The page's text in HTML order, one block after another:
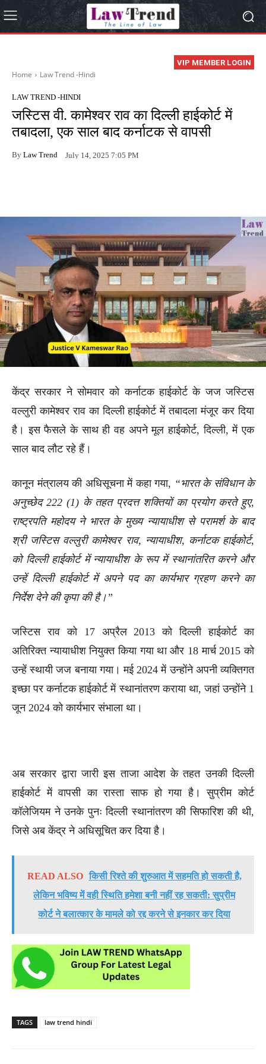
VIP MEMBER LOGIN
Home Law Trend -Hindi
LAW TREND -HINDI
जस्टिस वी. कामेश्वर राव का दिल्ली हाईकोर्ट में
तबादला, एक साल बाद कर्नाटक से वापसी
By Law Trend July 14, 2025 7:05 PM
केंद्र सरकार ने सोमवार को कर्नाटक हाईकोर्ट के जज जस्टिस
वल्लुरी कामेश्वर राव का दिल्ली हाईकोर्ट में तबादला मंजूर कर दिया
है। इस फैसले के साथ ही वह अपने मूल हाईकोर्ट, दिल्ली, में एक
साल बाद लौट रहे हैं।
कानून मंत्रालय की अधिसूचना में कहा गया, “भारत के संविधान के
अनुच्छेद 222 (1) के तहत प्रदत्त शक्तियों का प्रयोग करते हुए,
राष्ट्रपति महोदय ने भारत के मुख्य न्यायाधीश से परामर्श के बाद
श्री जस्टिस वल्लुरी कामेश्वर राव, न्यायाधीश, कर्नाटक हाईकोर्ट,
को दिल्ली हाईकोर्ट में न्यायाधीश के रूप में स्थानांतरित करने और
उन्हें दिल्ली हाईकोर्ट में अपने पद का कार्यभार ग्रहण करने का
निर्देश देने की कृपा की है।”
जस्टिस राव को 17 अप्रैल 2013 को दिल्ली हाईकोर्ट का
अतिरिक्त न्यायाधीश नियुक्त किया गया था और 18 मार्च 2015 को
उन्हें स्थायी जज बनाया गया। मई 2024 में उन्होंने अपनी व्यक्तिगत
इच्छा पर कर्नाटक हाईकोर्ट में स्थानांतरण कराया था, जहां उन्होंने 1
जून 2024 को कार्यभार संभाला था।
अब सरकार द्वारा जारी इस ताजा आदेश के तहत उनकी दिल्ली
हाईकोर्ट में वापसी का रास्ता साफ हो गया है। सुप्रीम कोर्ट
कॉलेजियम ने उनके पुनः दिल्ली स्थानांतरण की सिफारिश की थी,
जिसे अब केंद्र ने अधिसूचित कर दिया है।
READ ALSO किसी रिश्ते की शुरुआत में सहमति हो सकती है,
लेकिन भविष्य में वही स्थिति हमेशा बनी नहीं रह सकती: सुप्रीम
कोर्ट ने बलात्कार के मामले को रद्द करने से इनकार कर दिया
TAGS law trend hindi